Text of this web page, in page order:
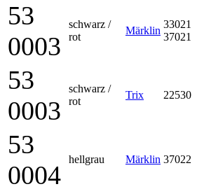
53
0003
schwarz /
rot
Märklin
33021
37021
53
0003
schwarz /
rot
Trix 22530
53
0004
hellgrau Märklin 37022